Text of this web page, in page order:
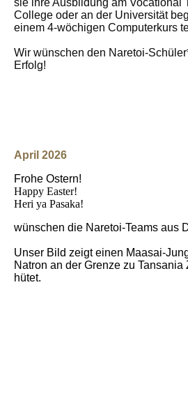
sie ihre Ausbildung am Vocational
College oder an der Universität
einem 4-wöchigen Computerkurs
Wir wünschen den Naretoi-
Erfolg!
April 2026
Frohe Ostern!
Happy Easter!
Heri ya Pasaka!
wünschen die Naretoi-Teams aus
Unser Bild zeigt einen Maasai-
Natron an der Grenze zu
hütet.